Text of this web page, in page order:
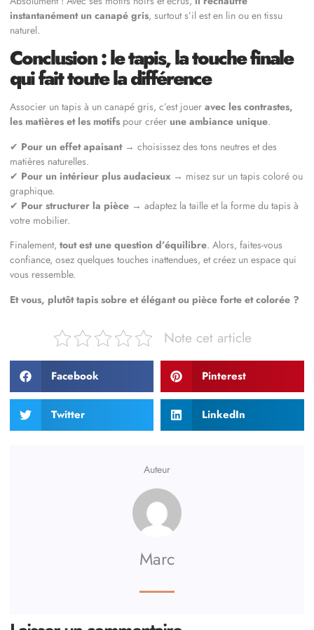
instantanément un canapé gris, surtout s’il est en lin ou en tissu
naturel.
Conclusion : le tapis, la touche finale
qui fait toute la différence
Associer un tapis à un canapé gris, c’est jouer avec les contrastes,
les matières et les motifs pour créer une ambiance unique.
✔ Pour un effet apaisant→ choisissez des tons neutres et des
matières naturelles.
✔ Pour un intérieur plus audacieux → misez sur un tapis coloré ou
graphique.
✔ Pour structurer la pièce → adaptez la taille et la forme du tapis à
votre mobilier.
Finalement, tout est une question d’équilibre. Alors, faites-vous
confiance, osez quelques touches inattendues, et créez un espace qui
vous ressemble.
Et vous, plutôt tapis sobre et élégant ou pièce forte et colorée ?
Note cet article
Facebook Pinterest
Twitter LinkedIn
Auteur
Marc